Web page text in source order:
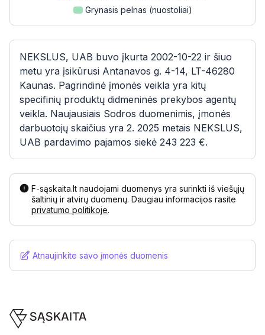
Grynasis pelnas (nuostoliai)
NEKSLUS, UAB buvo įkurta 2002-10-22 ir šiuo
metu yra įsikūrusi Antanavos g. 4-14, LT-46280
Kaunas. Pagrindinė įmonės veikla yra kitų
specifinių produktų didmeninės prekybos agentų
veikla. Naujausiais Sodros duomenimis, įmonės
darbuotojų skaičius yra 2. 2025 metais NEKSLUS,
UAB pardavimo pajamos siekė 243 223 €.
F-sąskaita.lt naudojami duomenys yra surinkti iš viešųjų
šaltinių ir atvirų duomenų. Daugiau informacijos rasite
privatumo politikoje.
Atnaujinkite savo įmonės duomenis
Footer